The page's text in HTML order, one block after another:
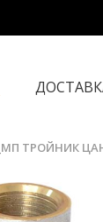
МП ТРОЙНИК